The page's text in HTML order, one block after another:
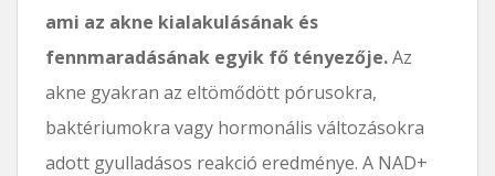
ami az akne kialakulásának és
fennmaradásának egyik fő tényezője.Az
akne gyakran az eltömődött pórusokra,
baktériumokra vagy hormonális változásokra
adott gyulladásos reakció eredménye. A NAD+